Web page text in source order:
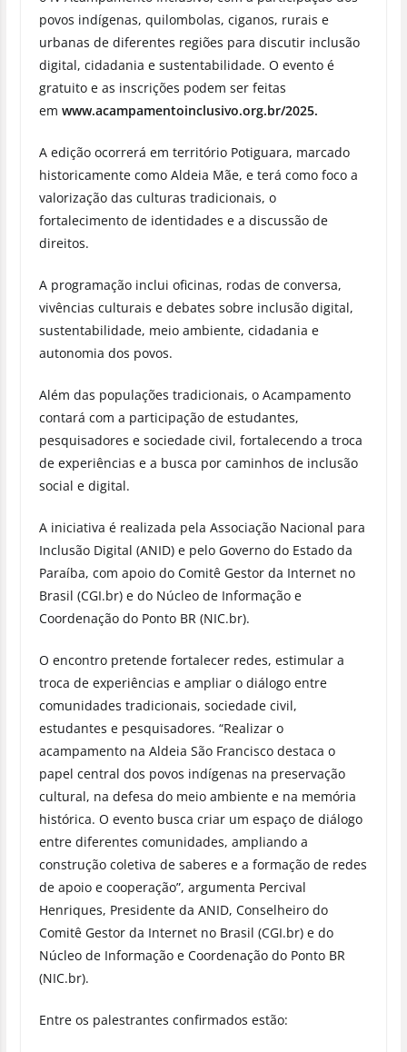
povos indígenas, quilombolas, ciganos, rurais e
urbanas de diferentes regiões para discutir inclusão
digital, cidadania e sustentabilidade. O evento é
gratuito e as inscrições podem ser feitas
em www.acampamentoinclusivo.org.br/2025.
A edição ocorrerá em território Potiguara, marcado
historicamente como Aldeia Mãe, e terá como foco a
valorização das culturas tradicionais, o
fortalecimento de identidades e a discussão de
direitos.
A programação inclui oficinas, rodas de conversa,
vivências culturais e debates sobre inclusão digital,
sustentabilidade, meio ambiente, cidadania e
autonomia dos povos.
Além das populações tradicionais, o Acampamento
contará com a participação de estudantes,
pesquisadores e sociedade civil, fortalecendo a troca
de experiências e a busca por caminhos de inclusão
social e digital.
A iniciativa é realizada pela Associação Nacional para
Inclusão Digital (ANID) e pelo Governo do Estado da
Paraíba, com apoio do Comitê Gestor da Internet no
Brasil (CGI.br) e do Núcleo de Informação e
Coordenação do Ponto BR (NIC.br).
O encontro pretende fortalecer redes, estimular a
troca de experiências e ampliar o diálogo entre
comunidades tradicionais, sociedade civil,
estudantes e pesquisadores. “Realizar o
acampamento na Aldeia São Francisco destaca o
papel central dos povos indígenas na preservação
cultural, na defesa do meio ambiente e na memória
histórica. O evento busca criar um espaço de diálogo
entre diferentes comunidades, ampliando a
construção coletiva de saberes e a formação de redes
de apoio e cooperação”, argumenta Percival
Henriques, Presidente da ANID, Conselheiro do
Comitê Gestor da Internet no Brasil (CGI.br) e do
Núcleo de Informação e Coordenação do Ponto BR
(NIC.br).
Entre os palestrantes confirmados estão: